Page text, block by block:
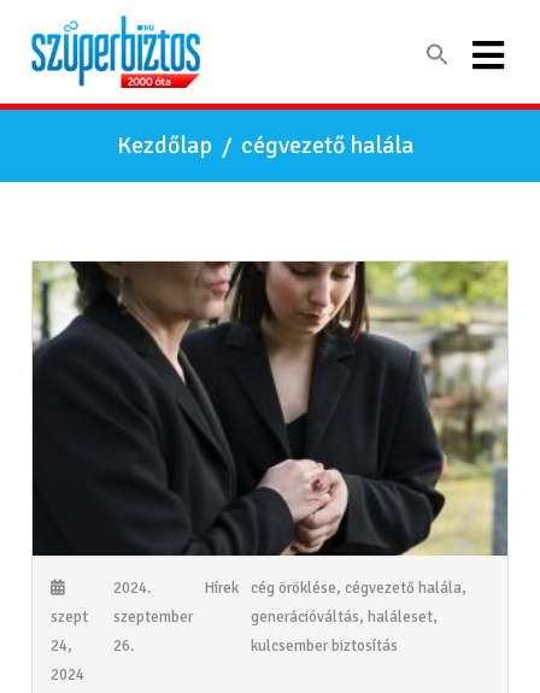
Kezdőlap / cégvezető halála
szept
24,
2024
2024.
szeptember
26.
Hírek cég öröklése, cégvezető halála,
generációváltás, haláleset,
kulcsember biztosítás